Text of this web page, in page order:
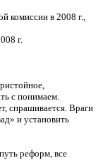
в 2008 г.,
г.
с понимаем.
спрашивается. Враги
и установить
реформ, все